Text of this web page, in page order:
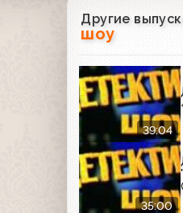
Другие
шоу
39:04
35:00